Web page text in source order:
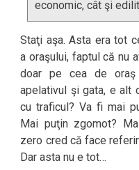
economic, cât şi
Staţi aşa. Asta era tot
a oraşului, faptul că nu
doar pe cea de
apelativul şi gata, e alt
cu traficul? Va fi mai
Mai puţin zgomot?
zero cred că face
Dar asta nu e tot…